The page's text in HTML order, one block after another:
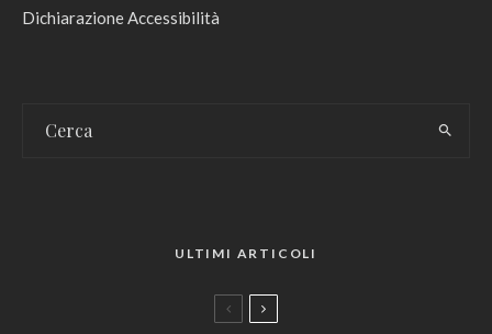
Dichiarazione Accessibilità
ULTIMI ARTICOLI